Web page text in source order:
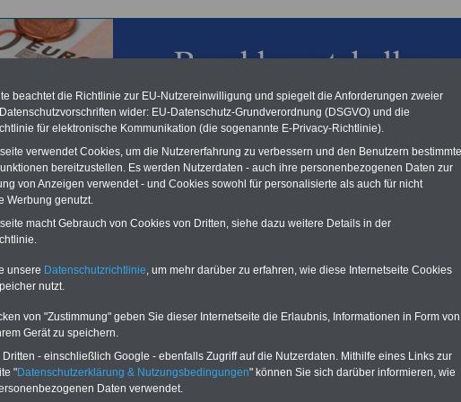
für Beamte & Ruhestandsbeamte (geringe Alimentation)
hat die Berliner Landesbesoldung für verfassungs-
(Berlin muss bisMärz 2027 eine Neuregelung der Besoldung
Auch beim Bund (Beamte & Ruhestandsbeamte) gibt es teilweise
(Medienberichten zufolge liegt diese füralle (!) Beamte
mind. 3.000 und 13.000 Euro, Der INFO-SERVICE gibt hierzu eine
heraus, die unmittelbar nach dem Beschluss des Gesetzentwurfs der
der Broschüre.
mit Textlink:Diesen Platz können Sie mieten! Schon für 250 Euro
einen Textlink mit 150 Zeichen oder einen Banner für drei Monate
beachtet die Richtlinie zur EU-Nutzereinwilligung und spiegelt die Anforderungen zweier
wider: EU-Datenschutz-Grundverordnung (DSGVO) und die
für elektronische Kommunikation (die sogenannte E-Privacy-Richtlinie).
verwendet Cookies, um die Nutzererfahrung zu verbessern und den Benutzern bestimmte
bereitzustellen. Es werden Nutzerdaten - auch ihre personenbezogenen Daten zur
von Anzeigen verwendet - und Cookies sowohl für personalisierte als auch für nicht
Werbung genutzt.
macht Gebrauch von Cookies von Dritten, siehe dazu weitere Details in der
unsere Datenschutzrichtlinie , um mehr darüber zu erfahren, wie diese Internetseite Cookies
nutzt.
von "Zustimmung" geben Sie dieser Internetseite die Erlaubnis, Informationen in Form von
Gerät zu speichern.
- einschließlich Google - ebenfalls Zugriff auf die Nutzerdaten. Mithilfe eines Links zur
"Datenschutzerklärung & Nutzungsbedingungen" können Sie sich darüber informieren, wie
Daten verwendet.